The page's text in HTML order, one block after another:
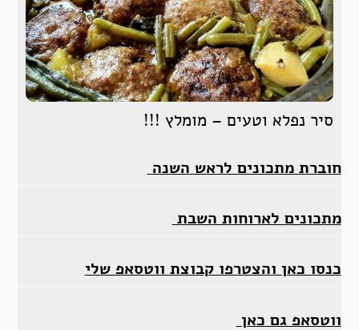
סיר נפלא וטעים – מומלץ !!!
חוברת מתכונים לראש השנה
מתכונים לארוחות השבת
כנסו כאן והצטרפו קבוצת ווטסאפ שלי
ווטסאפ גם כאן